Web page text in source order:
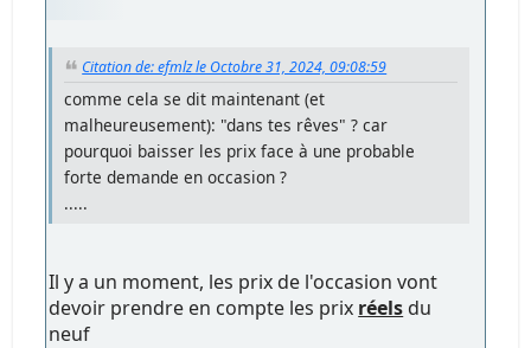
Citation de: efmlz le Octobre 31, 2024, 09:08:59
comme cela se dit maintenant (et
malheureusement): "dans tes rêves" ? car
pourquoi baisser les prix face à une probable
forte demande en occasion ?
.....
Il y a un moment, les prix de l'occasion vont
devoir prendre en compte les prix réels du
neuf